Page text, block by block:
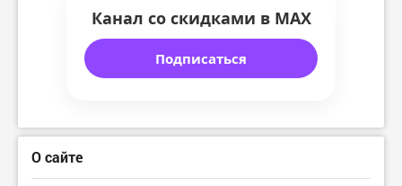
Канал со скидками в MAX
Подписаться
О сайте